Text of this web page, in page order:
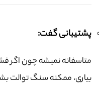
پشتیبانی گفت:
متاسفانه نمیشه چون اگر
بیاری، ممکنه سنگ توالت